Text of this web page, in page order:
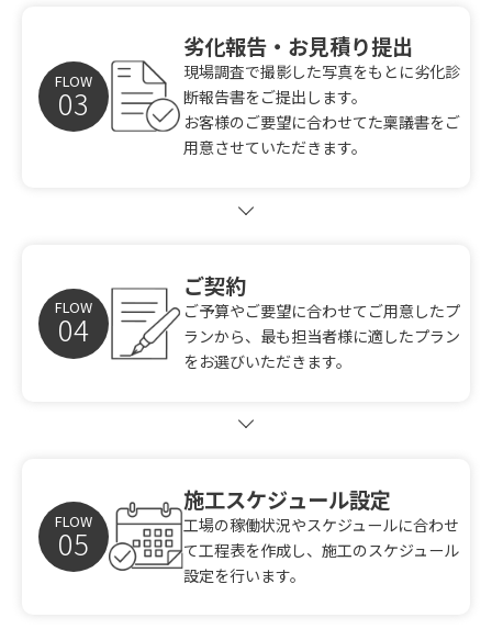
FLOW
劣化報告・お見積り提出
現場調査で撮影した写真をもとに劣化診
断報告書をご提出します。
お客様のご要望に合わせてた稟議書をご
用意させていただきます。
FLOW
ご契約
ご予算やご要望に合わせてご用意したプ
ランから、最も担当者様に適したプラン
をお選びいただきます。
FLOW
施工スケジュール設定
工場の稼働状況やスケジュールに合わせ
て工程表を作成し、施工のスケジュール
設定を行います。